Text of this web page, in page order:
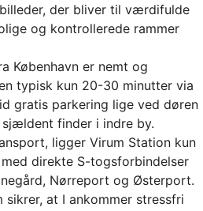
der bliver til værdifulde
og kontrollerede rammer
København er nemt og
typisk kun 20-30 minutter via
gratis parkering lige ved døren
finder i indre by.
ligger Virum Station kun
direkte S-togsforbindelser
Nørreport og Østerport.
at I ankommer stressfri